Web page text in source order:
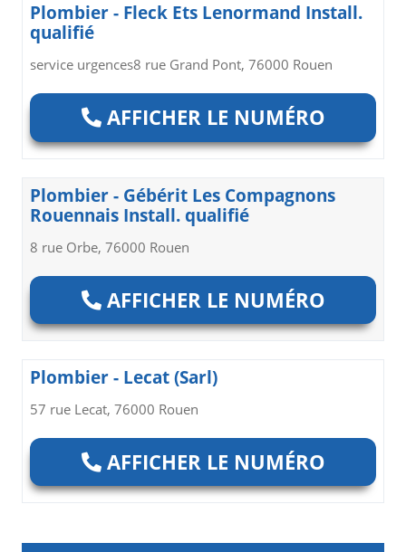
Plombier - Fleck Ets Lenormand Install.
qualifié
service urgences8 rue Grand Pont, 76000 Rouen
AFFICHER LE NUMÉRO
Plombier - Gébérit Les Compagnons
Rouennais Install. qualifié
8 rue Orbe, 76000 Rouen
AFFICHER LE NUMÉRO
Plombier - Lecat (Sarl)
57 rue Lecat, 76000 Rouen
AFFICHER LE NUMÉRO